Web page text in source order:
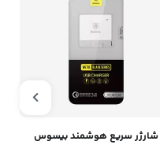
شارژر سریع هوشمند بیسوس